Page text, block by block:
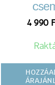
4 990